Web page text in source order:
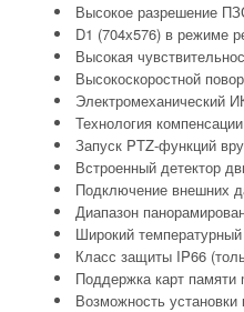
Высокое разрешение
D1 (704х576) в режиме
Высокая
Высокоскоростной
Электромеханический
Технология
Запуск PTZ-функций
Встроенный детектор
Подключение внешних
Диапазон
Широкий
Класс защиты IP66
Поддержка карт
Возможность